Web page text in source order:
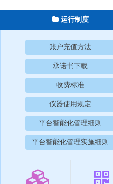
运行制度
账户充值方法
承诺书下载
收费标准
仪器使用规定
平台智能化管理细则
平台智能化管理实施细则